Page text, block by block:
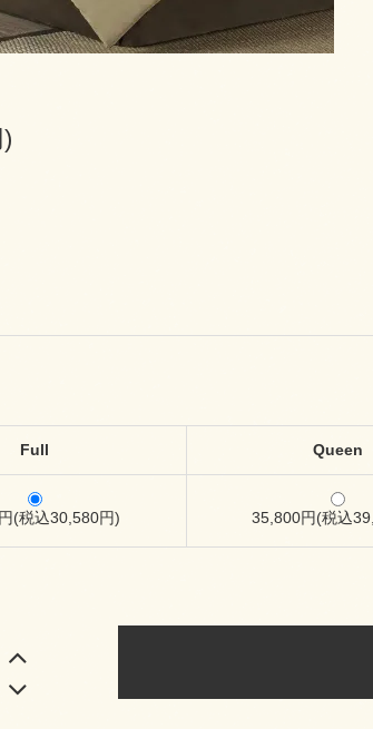
Full Queen
(税込30,580円) 35,800円(税込